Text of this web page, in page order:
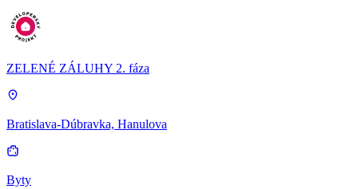
ZELENÉ ZÁLUHY 2. fáza
Bratislava-Dúbravka, Hanulova
Byty